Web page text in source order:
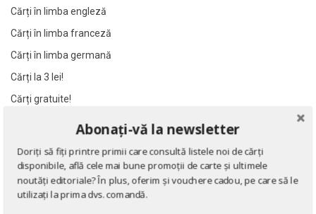
Al James
Al. Alexianu
Al. Caprariu
Al. Dumitrescu
Alain Besancon
Alain Bombard
Alain Danielou
Alain Lallemand
Al James
Al. Alexianu
Al. Caprariu
Al. Dumitrescu
Alain Besancon
Alain Bombard
Alain Danielou
Alain Lallemand
Cărți în limba engleză
Cărți în limba franceză
Cărți în limba germană
Cărți la 3 lei!
Cărți gratuite!
Eseuri
de Emil Cioran
Abonați-vă la newsletter
Doriți să fiți printre primii care consultă listele noi de cărți
disponibile, află cele mai bune promoții de carte și ultimele
noutăți editoriale? În plus, oferim și vouchere cadou, pe care să le
utilizați la prima dvs. comandă.